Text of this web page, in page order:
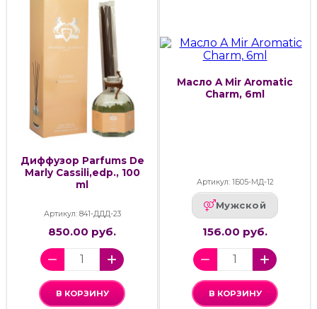
Диффузор Parfums De
Marly Cassili,edp., 100
ml
Артикул: 841-ДДД-23
850.00 руб.
В КОРЗИНУ
Масло A Mir Aromatic
Charm, 6ml
Артикул: 1Б05-МД-12
Мужской
156.00 руб.
В КОРЗИНУ